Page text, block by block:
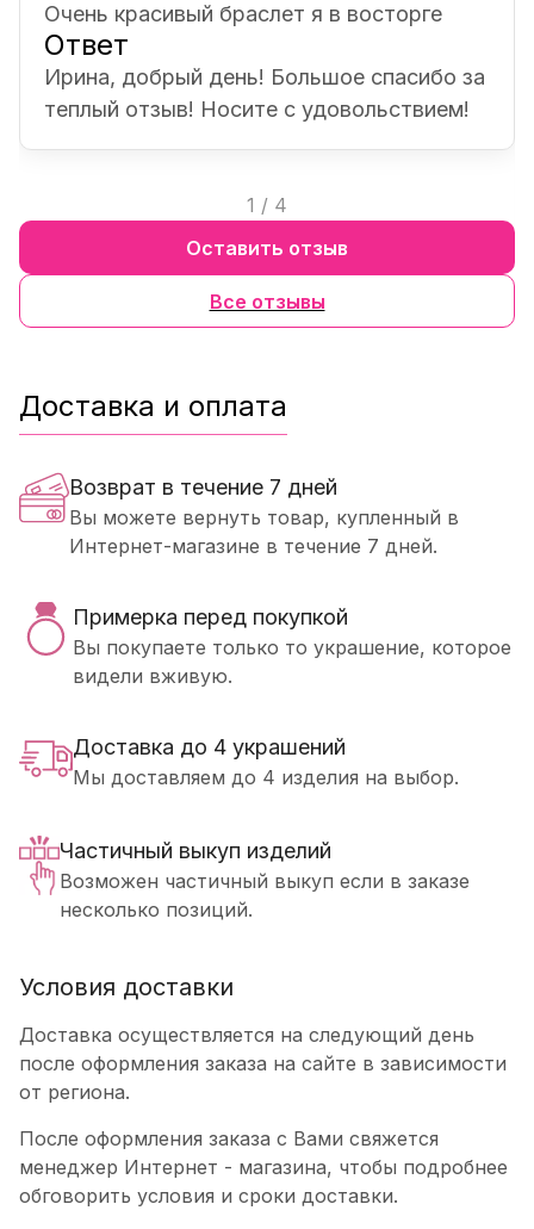
Очень красивый браслет я в восторге
Ответ
Ирина, добрый день! Большое спасибо за
теплый отзыв! Носите с удовольствием!
1 / 4
Все отзывы
Оставить отзыв
Доставка и оплата
Возврат в течение 7 дней
Вы можете вернуть товар, купленный в
Интернет-магазине в течение 7 дней.
Примерка перед покупкой
Вы покупаете только то украшение, которое
видели вживую.
Доставка до 4 украшений
Мы доставляем до 4 изделия на выбор.
Частичный выкуп изделий
Возможен частичный выкуп если в заказе
несколько позиций.
Условия доставки
Доставка осуществляется на следующий день
после оформления заказа на сайте в зависимости
от региона.
После оформления заказа с Вами свяжется
менеджер Интернет - магазина, чтобы подробнее
обговорить условия и сроки доставки.